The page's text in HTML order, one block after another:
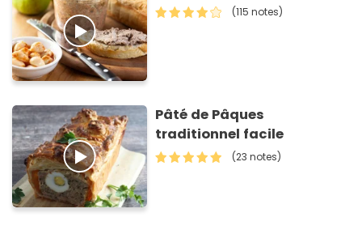
(115 notes)
Pâté de Pâques
traditionnel facile
(23 notes)